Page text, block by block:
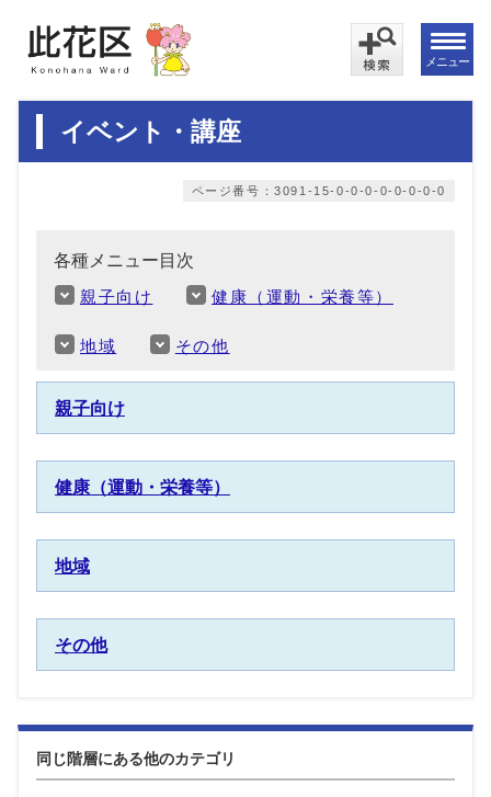
メニュー
イベント・講座
ページ番号：3091-15-0-0-0-0-0-0-0-0
各種メニュー目次
親子向け 健康（運動・栄養等）
地域 その他
親子向け
健康（運動・栄養等）
地域
その他
同じ階層にある他のカテゴリ